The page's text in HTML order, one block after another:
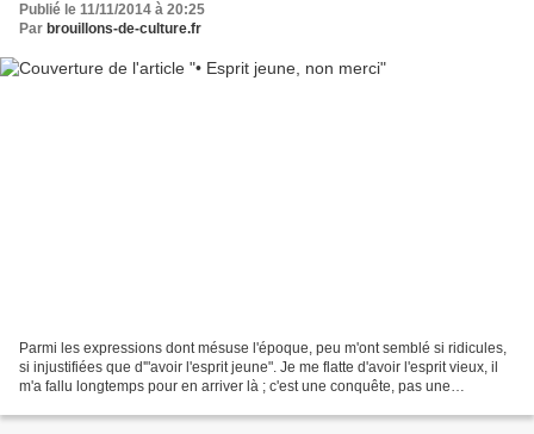
Publié le 11/11/2014 à 20:25
Par brouillons-de-culture.fr
Parmi les expressions dont mésuse l'époque, peu m'ont semblé si ridicules,
si injustifiées que d'"avoir l'esprit jeune". Je me flatte d'avoir l'esprit vieux, il
m'a fallu longtemps pour en arriver là ; c'est une conquête, pas une